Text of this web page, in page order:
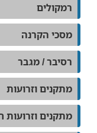
רמקולים
מסכי הקרנה
רסיבר / מגבר
מתקנים וזרועות
מתקנים וזרועות